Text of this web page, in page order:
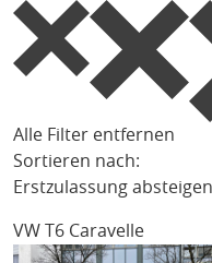
Alle Filter entfernen
Sortieren nach:
Erstzulassung
VW T6 Caravelle